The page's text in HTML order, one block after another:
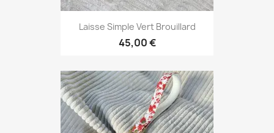
Laisse Simple Vert Brouillard
45,00 €